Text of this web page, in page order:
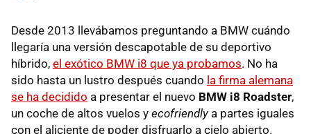
Desde 2013 llevábamos preguntando a BMW cuándo
llegaría una versión descapotable de su deportivo
híbrido, el exótico BMW i8 que ya probamos. No ha
sido hasta un lustro después cuando la firma alemana
se ha decidido a presentar el nuevo BMW i8 Roadster,
un coche de altos vuelos y ecofriendlya partes iguales
con el aliciente de poder disfruarlo a cielo abierto.